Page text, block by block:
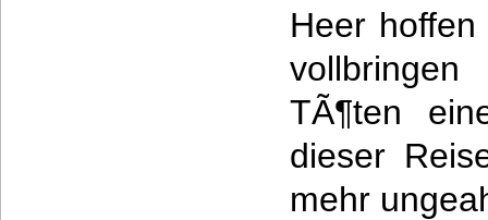
Heer
TÃ¶ten
dieser
mehr